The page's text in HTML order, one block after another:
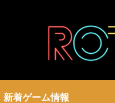
新着ゲーム情報